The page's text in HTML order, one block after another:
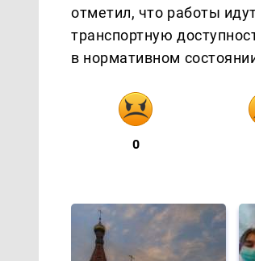
отметил, что работы
транспортную
в нормативном
0